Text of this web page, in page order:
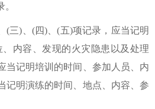
(三)、(四)、(五)项记录，应当记明
内容、发现的火灾隐患以及处理
当记明培训的时间、参加人员、内
记明演练的时间、地点、内容、参